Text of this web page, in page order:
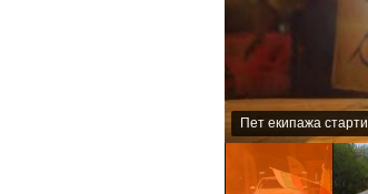
Пет екипажа